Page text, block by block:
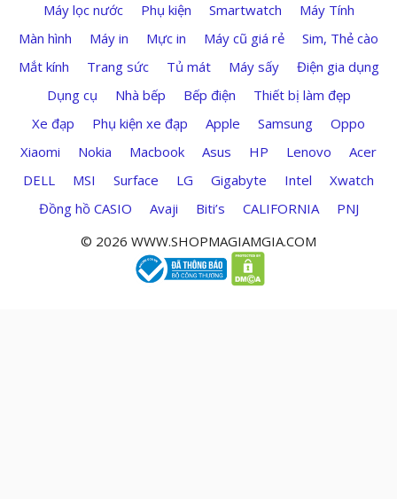
Máy lọc nước
Phụ kiện Smartwatch
Máy Tính
Màn hình
Máy in Mực in Máy cũ giá rẻ
Sim, Thẻ cào
Mắt kính
Trang sức Tủ mát Máy sấy
Điện gia dụng
Dụng cụ
Nhà bếp Bếp điện
Thiết bị làm đẹp
Xe đạp
Phụ kiện xe đạp Apple Samsung
Oppo
Xiaomi
Nokia Macbook Asus HP Lenovo
Acer
DELL
MSI Surface LG Gigabyte Intel
Xwatch
Đồng hồ CASIO
Avaji Biti’s CALIFORNIA
PNJ
© 2026 WWW.SHOPMAGIAMGIA.COM